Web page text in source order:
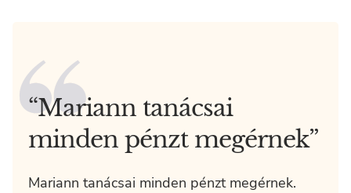
“Mariann tanácsai
minden pénzt megérnek”
Mariann tanácsai minden pénzt megérnek.